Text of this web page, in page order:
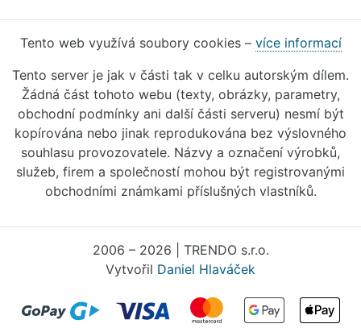
Tento web využívá soubory cookies – více informací
Tento server je jak v části tak v celku autorským dílem.
Žádná část tohoto webu (texty, obrázky, parametry,
obchodní podmínky ani další části serveru) nesmí být
kopírována nebo jinak reprodukována bez výslovného
souhlasu provozovatele. Názvy a označení výrobků,
služeb, firem a společností mohou být registrovanými
obchodními známkami příslušných vlastníků.
2006 – 2026 | TRENDO s.r.o.
Vytvořil Daniel Hlaváček